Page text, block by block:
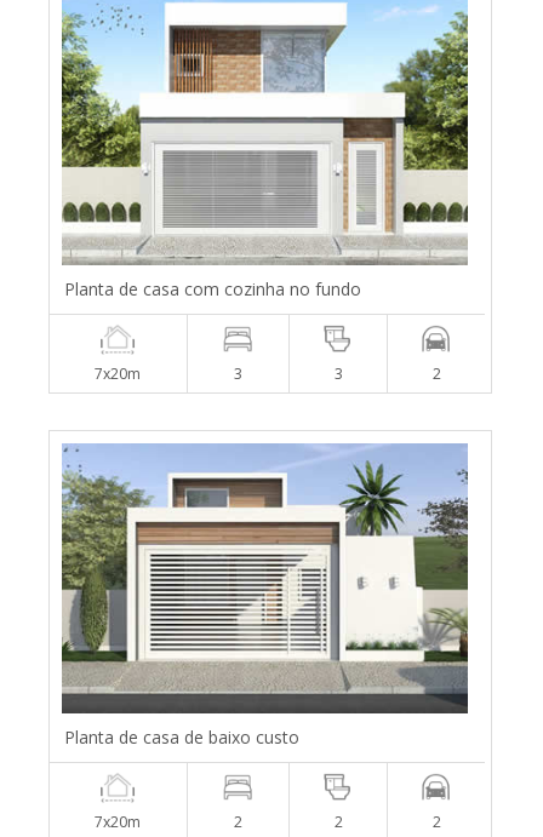
Planta de casa com cozinha no fundo
7x20m 3 3 2
Planta de casa de baixo custo
7x20m 2 2 2